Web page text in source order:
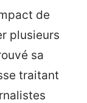
de
plusieurs
sa
traitant